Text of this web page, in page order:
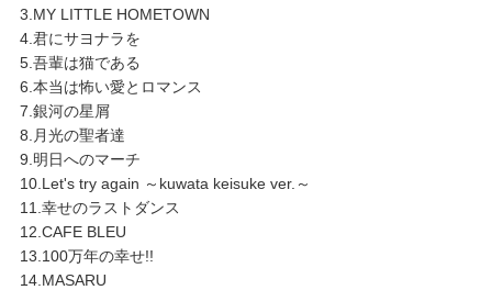
3.MY LITTLE HOMETOWN
4.君にサヨナラを
5.吾輩は猫である
6.本当は怖い愛とロマンス
7.銀河の星屑
8.月光の聖者達
9.明日へのマーチ
10.Let's try again ～kuwata keisuke ver.～
11.幸せのラストダンス
12.CAFE BLEU
13.100万年の幸せ!!
14.MASARU